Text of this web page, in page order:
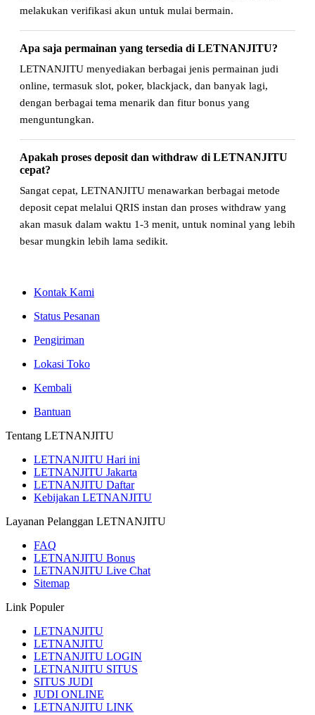
melakukan verifikasi akun untuk mulai bermain.
Apa saja permainan yang tersedia di LETNANJITU?
LETNANJITU menyediakan berbagai jenis permainan judi
online, termasuk slot, poker, blackjack, dan banyak lagi,
dengan berbagai tema menarik dan fitur bonus yang
menguntungkan.
Apakah proses deposit dan withdraw di LETNANJITU
cepat?
Sangat cepat, LETNANJITU menawarkan berbagai metode
deposit cepat melalui QRIS instan dan proses withdraw yang
akan masuk dalam waktu 1-3 menit, untuk nominal yang lebih
besar mungkin lebih lama sedikit.
Kontak Kami
Status Pesanan
Pengiriman
Lokasi Toko
Kembali
Bantuan
Tentang LETNANJITU
LETNANJITU Hari ini
LETNANJITU Jakarta
LETNANJITU Daftar
Kebijakan LETNANJITU
Layanan Pelanggan LETNANJITU
FAQ
LETNANJITU Bonus
LETNANJITU Live Chat
Sitemap
Link Populer
LETNANJITU
LETNANJITU
LETNANJITU LOGIN
LETNANJITU SITUS
SITUS JUDI
JUDI ONLINE
LETNANJITU LINK